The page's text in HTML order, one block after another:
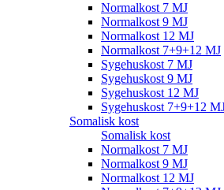
Normalkost 7 MJ
Normalkost 9 MJ
Normalkost 12 MJ
Normalkost 7+9+12 MJ
Sygehuskost 7 MJ
Sygehuskost 9 MJ
Sygehuskost 12 MJ
Sygehuskost 7+9+12
Somalisk kost
Somalisk kost
Normalkost 7 MJ
Normalkost 9 MJ
Normalkost 12 MJ